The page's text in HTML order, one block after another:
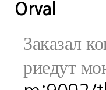
Orval
Заказал
риедут